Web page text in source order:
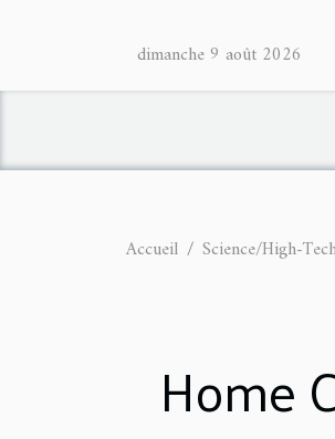
dimanche 9 août 2026
Accueil Science/High-
Home